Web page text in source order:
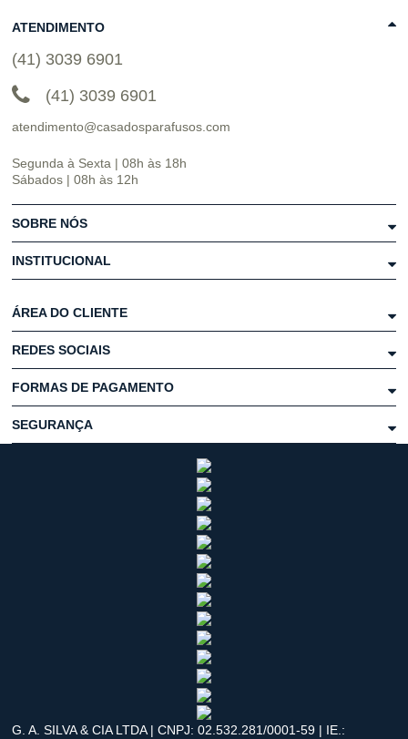
ATENDIMENTO
(41) 3039 6901
(41) 3039 6901
atendimento@casadosparafusos.com
Segunda à Sexta | 08h às 18h
Sábados | 08h às 12h
SOBRE NÓS
INSTITUCIONAL
ÁREA DO CLIENTE
REDES SOCIAIS
FORMAS DE PAGAMENTO
SEGURANÇA
G. A. SILVA & CIA LTDA | CNPJ: 02.532.281/0001-59 | IE.: